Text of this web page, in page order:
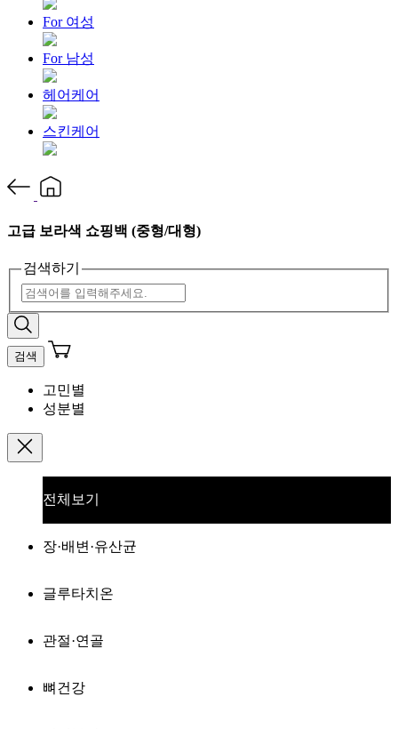
For 여성
For 남성
헤어케어
스킨케어
고급 보라색 쇼핑백 (중형/대형)
검색하기
검색
고민별
성분별
전체보기
장·배변·유산균
글루타치온
관절·연골
뼈건강